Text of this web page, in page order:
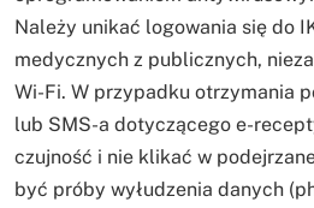
Należy unikać logowania się do
medycznych z publicznych,
Wi-Fi. W przypadku otrzymania
lub SMS-a dotyczącego e-
czujność i nie klikać w
być próby wyłudzenia danych